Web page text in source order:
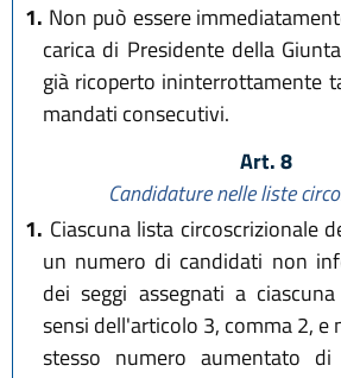
1. Non può essere
carica di Presidente della
già ricoperto ininterrottamente
mandati consecutivi.
Art. 8
Candidature nelle liste
1. Ciascuna lista circoscrizionale
un numero di candidati non
dei seggi assegnati a
sensi dell'articolo 3, comma 2, e
stesso numero aumentato